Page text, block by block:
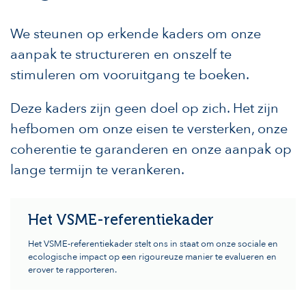
We steunen op erkende kaders om onze
aanpak te structureren en onszelf te
stimuleren om vooruitgang te boeken.
Deze kaders zijn geen doel op zich. Het zijn
hefbomen om onze eisen te versterken, onze
coherentie te garanderen en onze aanpak op
lange termijn te verankeren.
Het VSME-referentiekader
Het VSME-referentiekader stelt ons in staat om onze sociale en
ecologische impact op een rigoureuze manier te evalueren en
erover te rapporteren.